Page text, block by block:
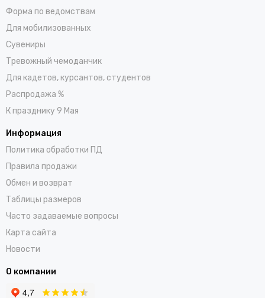
Форма по ведомствам
Для мобилизованных
Сувениры
Тревожный чемоданчик
Для кадетов, курсантов, студентов
Распродажа %
К празднику 9 Мая
Информация
Политика обработки ПД
Правила продажи
Обмен и возврат
Таблицы размеров
Часто задаваемые вопросы
Карта сайта
Новости
О компании